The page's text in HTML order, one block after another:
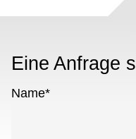
Eine Anfrage
Name*